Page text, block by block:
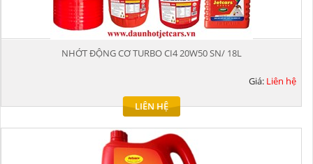
NHỚT ĐỘNG CƠ TURBO CI4 20W50 SN/ 18L
Giá: Liên hệ
LIÊN HỆ